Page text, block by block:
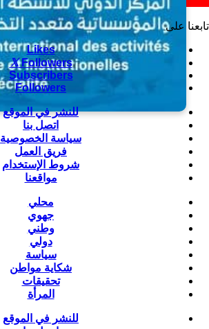
تابعنا على
Likes
Followers
Subscribers
Followers
للنشر في الموقع
اتصل بنا
سياسة الخصوصية
فريق العمل
شروط الإستخدام
مواقعنا
محلي
جهوي
وطني
دولي
سياسة
شكاية مواطن
تحقيقات
المرأة
للنشر في الموقع